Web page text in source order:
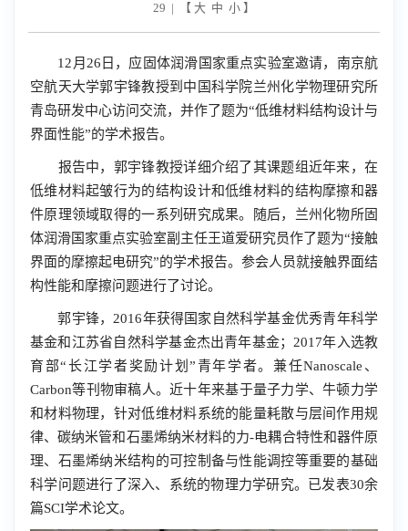
29 | 【 大 中 小 】
12 月 26 日，应固体润滑国家重点实验室邀请，南京航
空航天大学郭宇锋教授到中国科学院兰州化学物理研究所
青岛研发中心访问交流，并作了题为“低维材料结构设计与
界面性能”的学术报告。
报告中，郭宇锋教授详细介绍了其课题组近年来，在
低维材料起皱行为的结构设计和低维材料的结构摩擦和器
件原理领域取得的一系列研究成果。随后，兰州化物所固
体润滑国家重点实验室副主任王道爱研究员作了题为“接触
界面的摩擦起电研究”的学术报告。参会人员就接触界面结
构性能和摩擦问题进行了讨论。
郭宇锋， 2016年获得国家自然科学基金优秀青年科学
基金和江苏省自然科学基金杰出青年基金； 2017年入选教
育部“长江学者奖励计划”青年学者。兼任Nanoscale 、
Carbon等刊物审稿人。近十年来基于量子力学、牛顿力学
和材料物理，针对低维材料系统的能量耗散与层间作用规
律、碳纳米管和石墨烯纳米材料的力-电耦合特性和器件原
理、石墨烯纳米结构的可控制备与性能调控等重要的基础
科学问题进行了深入、系统的物理力学研究。已发表30余
篇SCI学术论文。